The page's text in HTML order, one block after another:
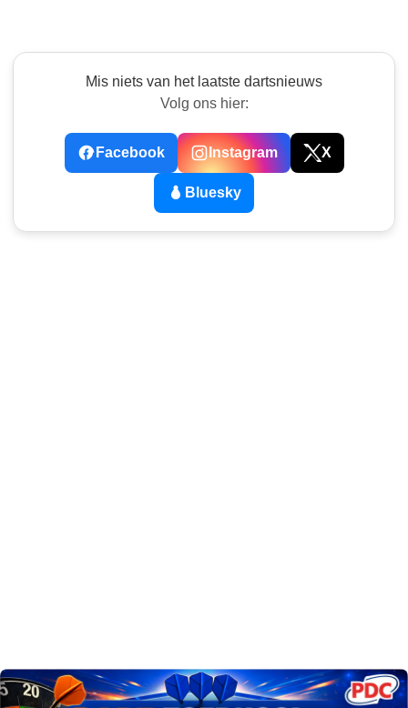
Mis niets van het laatste dartsnieuws
Volg ons hier:
Facebook Instagram X
Bluesky